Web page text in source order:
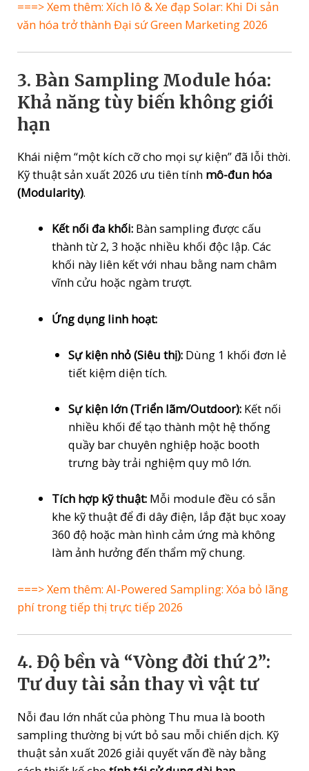
===> Xem thêm:Xích lô & Xe đạp Solar: Khi Di sản
văn hóa trở thành Đại sứ Green Marketing 2026
3. Bàn Sampling Module hóa:
Khả năng tùy biến không giới
hạn
Khái niệm “một kích cỡ cho mọi sự kiện” đã lỗi thời.
Kỹ thuật sản xuất 2026 ưu tiên tính mô-đun hóa
(Modularity).
Kết nối đa khối:Bàn sampling được cấu
thành từ 2, 3 hoặc nhiều khối độc lập. Các
khối này liên kết với nhau bằng nam châm
vĩnh cửu hoặc ngàm trượt.
Ứng dụng linh hoạt:
Sự kiện nhỏ (Siêu thị): Dùng 1 khối đơn lẻ
tiết kiệm diện tích.
Sự kiện lớn (Triển lãm/Outdoor): Kết nối
nhiều khối để tạo thành một hệ thống
quầy bar chuyên nghiệp hoặc booth
trưng bày trải nghiệm quy mô lớn.
Tích hợp kỹ thuật:Mỗi module đều có sẵn
khe kỹ thuật để đi dây điện, lắp đặt bục xoay
360 độ hoặc màn hình cảm ứng mà không
làm ảnh hưởng đến thẩm mỹ chung.
===> Xem thêm:AI-Powered Sampling: Xóa bỏ lãng
phí trong tiếp thị trực tiếp 2026
4. Độ bền và “Vòng đời thứ 2”:
Tư duy tài sản thay vì vật tư
Nỗi đau lớn nhất của phòng Thu mua là booth
sampling thường bị vứt bỏ sau mỗi chiến dịch. Kỹ
thuật sản xuất 2026 giải quyết vấn đề này bằng